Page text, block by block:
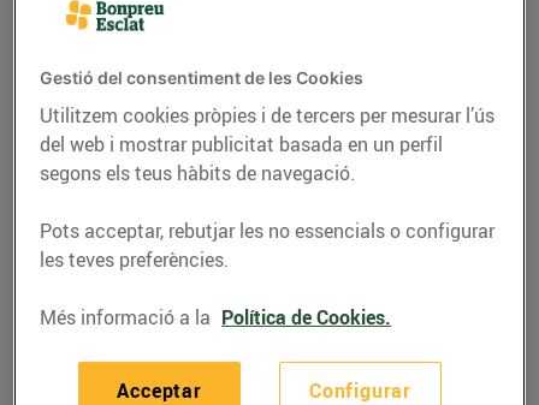
GASTRONOMIA I TRADICIONS
RECEPTES
RECEPTES
Recepta de timbal de
30/de març/2020
Gestió del consentiment de les Cookies
Utilitzem cookies pròpies i de tercers per mesurar l’ús
del web i mostrar publicitat basada en un perfil
segons els teus hàbits de navegació.
Pots acceptar, rebutjar les no essencials o configurar
les teves preferències.
Més informació a la Política de Cookies.
Configurar
Acceptar